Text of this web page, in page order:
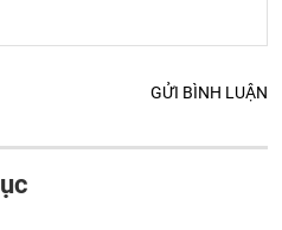
GỬI BÌNH LUẬN